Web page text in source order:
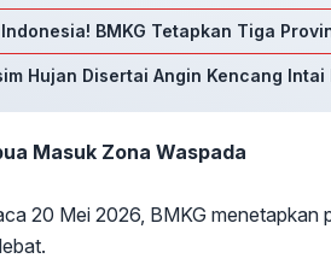
BMKG Tetapkan Tiga
Hujan Disertai Angin Kencang Intai
Masuk Zona Waspada
20 Mei 2026, BMKG